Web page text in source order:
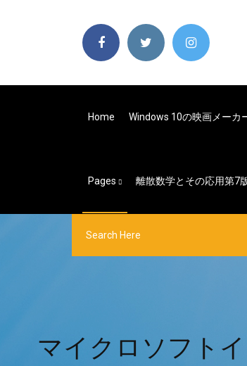
Home Windows 10の映画メーカ
Pages 離散数学とその応用第7
マイクロソフト